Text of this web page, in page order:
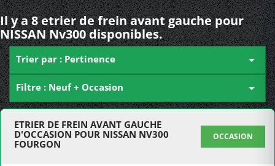
Il y a 8 etrier de frein avant gauche pour
NISSAN Nv300 disponibles.
Trier par : Pertinence 
Filtre : Neuf + Occasion 
ETRIER DE FREIN AVANT GAUCHE
D'OCCASION POUR NISSAN NV300
FOURGON
OCCASION